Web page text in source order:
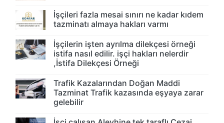
İşçileri fazla mesai sınırı ne kadar kıdem
tazminatı almaya hakları varmı
İşçilerin işten ayrılma dilekçesi örneği
istifa nasıl edilir. işçi hakları nelerdir
,İstifa Dilekçesi Örneği
Trafik Kazalarından Doğan Maddi
Tazminat Trafik kazasında eşyaya zarar
gelebilir